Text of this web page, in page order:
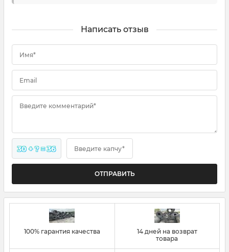
Написать отзыв
Имя*
Email
Введите комментарий*
30 + ? = 36 Введите капчу*
100% гарантия качества
14 дней на возврат
товара